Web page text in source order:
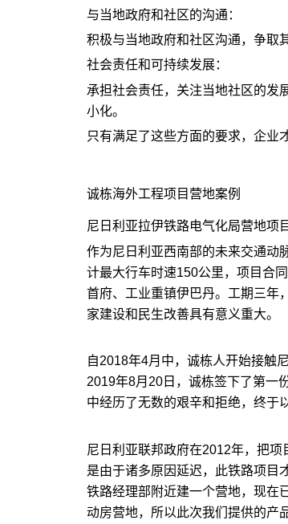
与当地政府和社区的沟通：
积极与当地政府和社区沟通，争取
社会责任和可持续发展：
承担社会责任，关注当地社区的发
小化。
只有满足了这些方面的要求，企业
诚栋海外工程项目营地案例
尼日利亚拉伊铁路电气化局营地项
作为尼日利亚西南部的未来交通动
计最大行车时速150公里，项目合
首府、工业重镇伊巴丹。工期三年
家建设和民生改善具有意义重大。
自2018年4月中，诚栋人开始接触
2019年8月20日，诚栋签下了第一
中经历了无数的艰辛和拒绝，终于
尼日利亚联邦政府在2012年，把
是由于诸多原因延迟，此铁路项目
铁路经理部附近建一个营地，现在
动房营地，所以此次我们提供的产